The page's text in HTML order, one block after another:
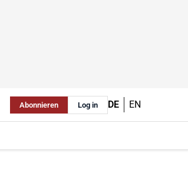
Abonnieren Log in DE EN